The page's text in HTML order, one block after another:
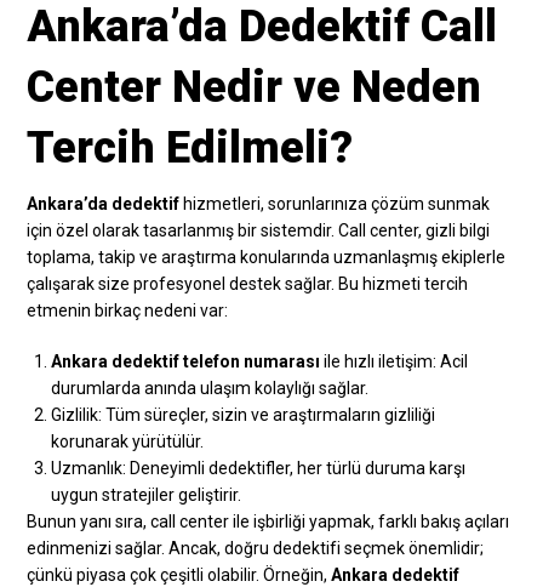
Ankara’da Dedektif Call
Center Nedir ve Neden
Tercih Edilmeli?
Ankara’da dedektif hizmetleri, sorunlarınıza çözüm sunmak
için özel olarak tasarlanmış bir sistemdir. Call center, gizli bilgi
toplama, takip ve araştırma konularında uzmanlaşmış ekiplerle
çalışarak size profesyonel destek sağlar. Bu hizmeti tercih
etmenin birkaç nedeni var:
Ankara dedektif telefon numarası ile hızlı iletişim: Acil
durumlarda anında ulaşım kolaylığı sağlar.
Gizlilik: Tüm süreçler, sizin ve araştırmaların gizliliği
korunarak yürütülür.
Uzmanlık: Deneyimli dedektifler, her türlü duruma karşı
uygun stratejiler geliştirir.
Bunun yanı sıra, call center ile işbirliği yapmak, farklı bakış açıları
edinmenizi sağlar. Ancak, doğru dedektifi seçmek önemlidir;
çünkü piyasa çok çeşitli olabilir. Örneğin,Ankara dedektif